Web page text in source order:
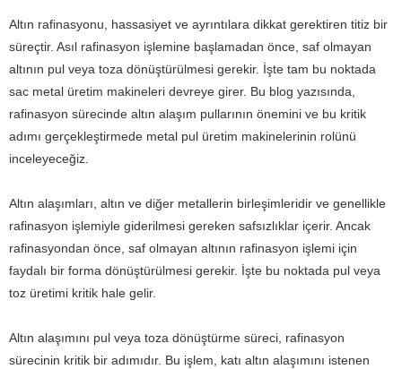
Altın rafinasyonu, hassasiyet ve ayrıntılara dikkat gerektiren titiz bir
süreçtir. Asıl rafinasyon işlemine başlamadan önce, saf olmayan
altının pul veya toza dönüştürülmesi gerekir. İşte tam bu noktada
sac metal üretim makineleri devreye girer. Bu blog yazısında,
rafinasyon sürecinde altın alaşım pullarının önemini ve bu kritik
adımı gerçekleştirmede metal pul üretim makinelerinin rolünü
inceleyeceğiz.
Altın alaşımları, altın ve diğer metallerin birleşimleridir ve genellikle
rafinasyon işlemiyle giderilmesi gereken safsızlıklar içerir. Ancak
rafinasyondan önce, saf olmayan altının rafinasyon işlemi için
faydalı bir forma dönüştürülmesi gerekir. İşte bu noktada pul veya
toz üretimi kritik hale gelir.
Altın alaşımını pul veya toza dönüştürme süreci, rafinasyon
sürecinin kritik bir adımıdır. Bu işlem, katı altın alaşımını istenen